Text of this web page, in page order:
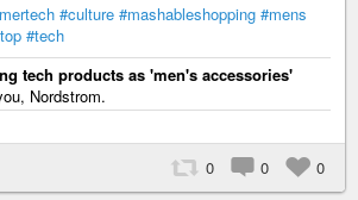
#culture #mashableshopping #mens
#tech
tech products as 'men's accessories'
Nordstrom.
0 0 0